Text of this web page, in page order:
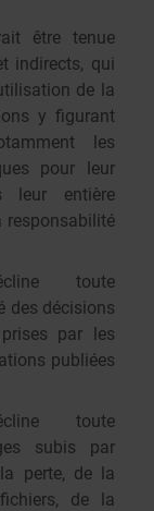
être tenue
indirects, qui
de la
y figurant
les
pour leur
leur entière
responsabilité
toute
des décisions
par les
publiées
toute
subis par
perte, de la
de la